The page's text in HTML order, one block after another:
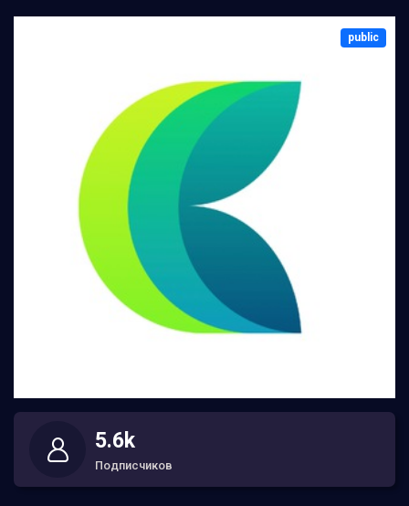
public
5.6k
Подписчиков